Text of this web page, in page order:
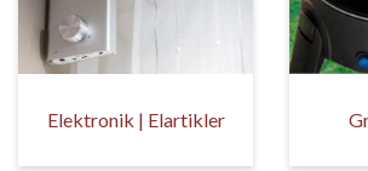
Elektronik | Elartikler